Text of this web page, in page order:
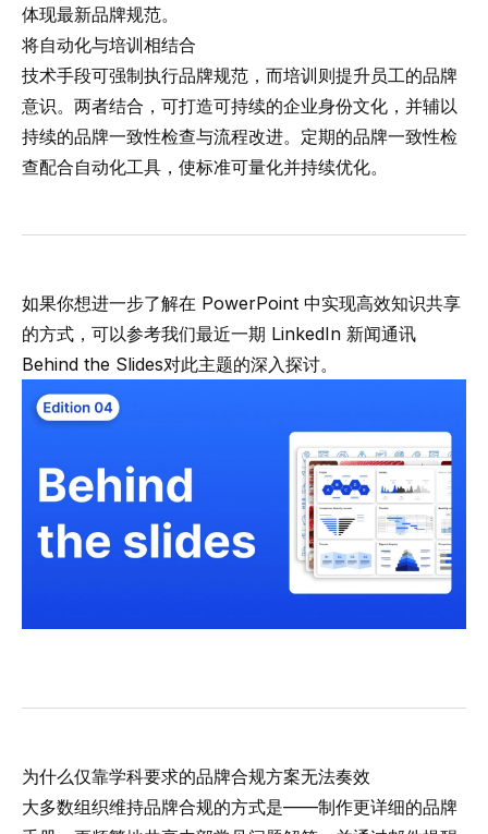
体现最新品牌规范。
将自动化与培训相结合
技术手段可强制执行品牌规范，而培训则提升员工的品牌
意识。两者结合，可打造可持续的企业身份文化，并辅以
持续的品牌一致性检查与流程改进。定期的品牌一致性检
查配合自动化工具，使标准可量化并持续优化。
如果你想进一步了解在 PowerPoint 中实现高效知识共享
的方式，可以参考我们最近一期 LinkedIn 新闻通讯
Behind the Slides对此主题的深入探讨。
为什么仅靠学科要求的品牌合规方案无法奏效
大多数组织维持品牌合规的方式是——制作更详细的品牌